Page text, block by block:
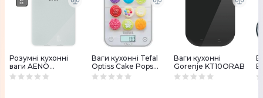
Розумні кухонні
ваги AENO
AKS0001S
Ваги кухонні Tefal
Optiss Cake Pops
BC50D4V0
Ваги кухонні
Gorenje KT10ORAB